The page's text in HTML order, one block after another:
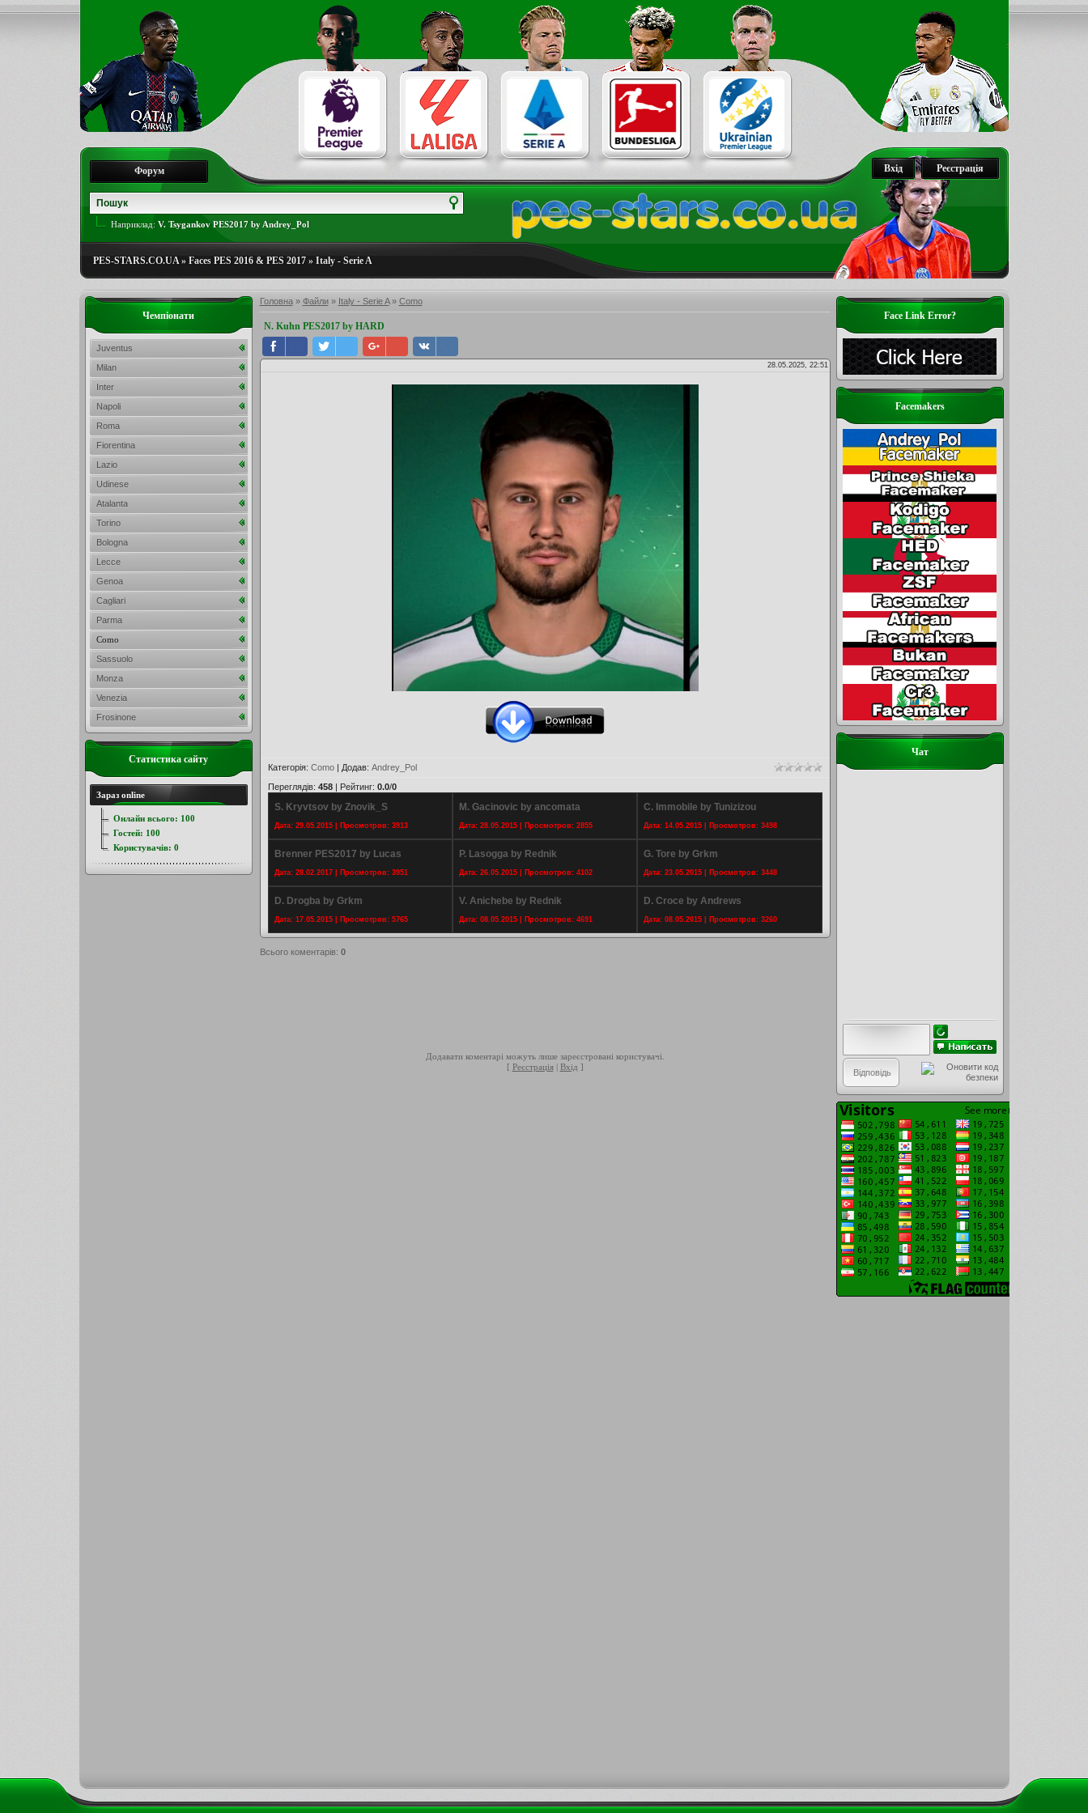
Реєстрація
Вхід
Форум
Наприклад: V. Tsygankov PES2017 by Andrey_Pol
PES-STARS.CO.UA» Faces PES 2016 & PES 2017» Italy - Serie A
Головна» Файли» Italy - Serie A» Como
N. Kuhn PES2017 by HARD
28.05.2025, 22:51
Категорія: Como| Додав: Andrey_Pol
Переглядів: 458| Рейтинг: 0.0/0
S. Kryvtsov by Znovik_S
Дата: 29.05.2015 | Просмотров: 3913
M. Gacinovic by ancomata
Дата: 28.05.2015 | Просмотров: 2855
C. Immobile by Tunizizou
Дата: 14.05.2015 | Просмотров: 3498
Brenner PES2017 by Lucas
Дата: 28.02.2017 | Просмотров: 3951
P. Lasogga by Rednik
Дата: 26.05.2015 | Просмотров: 4102
G. Tore by Grkm
Дата: 23.05.2015 | Просмотров: 3448
D. Drogba by Grkm
Дата: 17.05.2015 | Просмотров: 5765
V. Anichebe by Rednik
Дата: 08.05.2015 | Просмотров: 4691
D. Croce by Andrews
Дата: 08.05.2015 | Просмотров: 3260
Всього коментарів: 0
Додавати коментарі можуть лише зареєстровані користувачі.
[ Реєстрація| Вхід ]
Face Link Error?
Facemakers
Чат
Чемпіонати
Juventus
Milan
Inter
Napoli
Roma
Fiorentina
Lazio
Udinese
Atalanta
Torino
Bologna
Lecce
Genoa
Cagliari
Parma
Como
Sassuolo
Monza
Venezia
Frosinone
Статистика сайту
Зараз online
Онлайн всього: 100
Гостей: 100
Користувачів: 0